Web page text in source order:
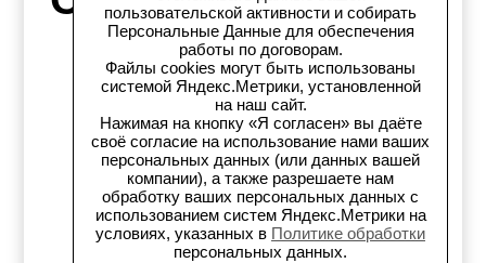
Старс вКонтакте
Старс в YouTube
Телеграм-канал
Старс на Drom.ru
Старс в auto.ru
пользовательской активности и собирать
Персональные Данные для обеспечения
работы по договорам.
Файлы cookies могут быть использованы
системой Яндекс.Метрики, установленной
на наш сайт.
Нажимая на кнопку «Я согласен» вы даёте
своё согласие на использование нами ваших
персональных данных (или данных вашей
компании), а также разрешаете нам
обработку ваших персональных данных с
использованием систем Яндекс.Метрики на
условиях, указанных в Политике обработки
персональных данных.